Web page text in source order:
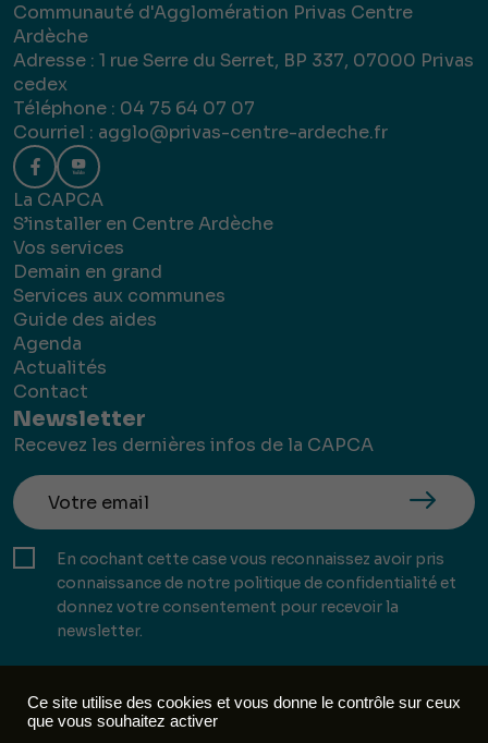
Communauté d'Agglomération Privas Centre
Ardèche
Adresse : 1 rue Serre du Serret, BP 337, 07000 Privas
cedex
Téléphone : 04 75 64 07 07
Courriel : agglo@privas-centre-ardeche.fr
La CAPCA
S’installer en Centre Ardèche
Vos services
Demain en grand
Services aux communes
Guide des aides
Agenda
Actualités
Contact
Newsletter
Recevez les dernières infos de la CAPCA
En cochant cette case vous reconnaissez avoir pris
connaissance de notre politique de confidentialité et
donnez votre consentement pour recevoir la
newsletter.
Ce site utilise des cookies et vous donne le contrôle sur ceux
que vous souhaitez activer